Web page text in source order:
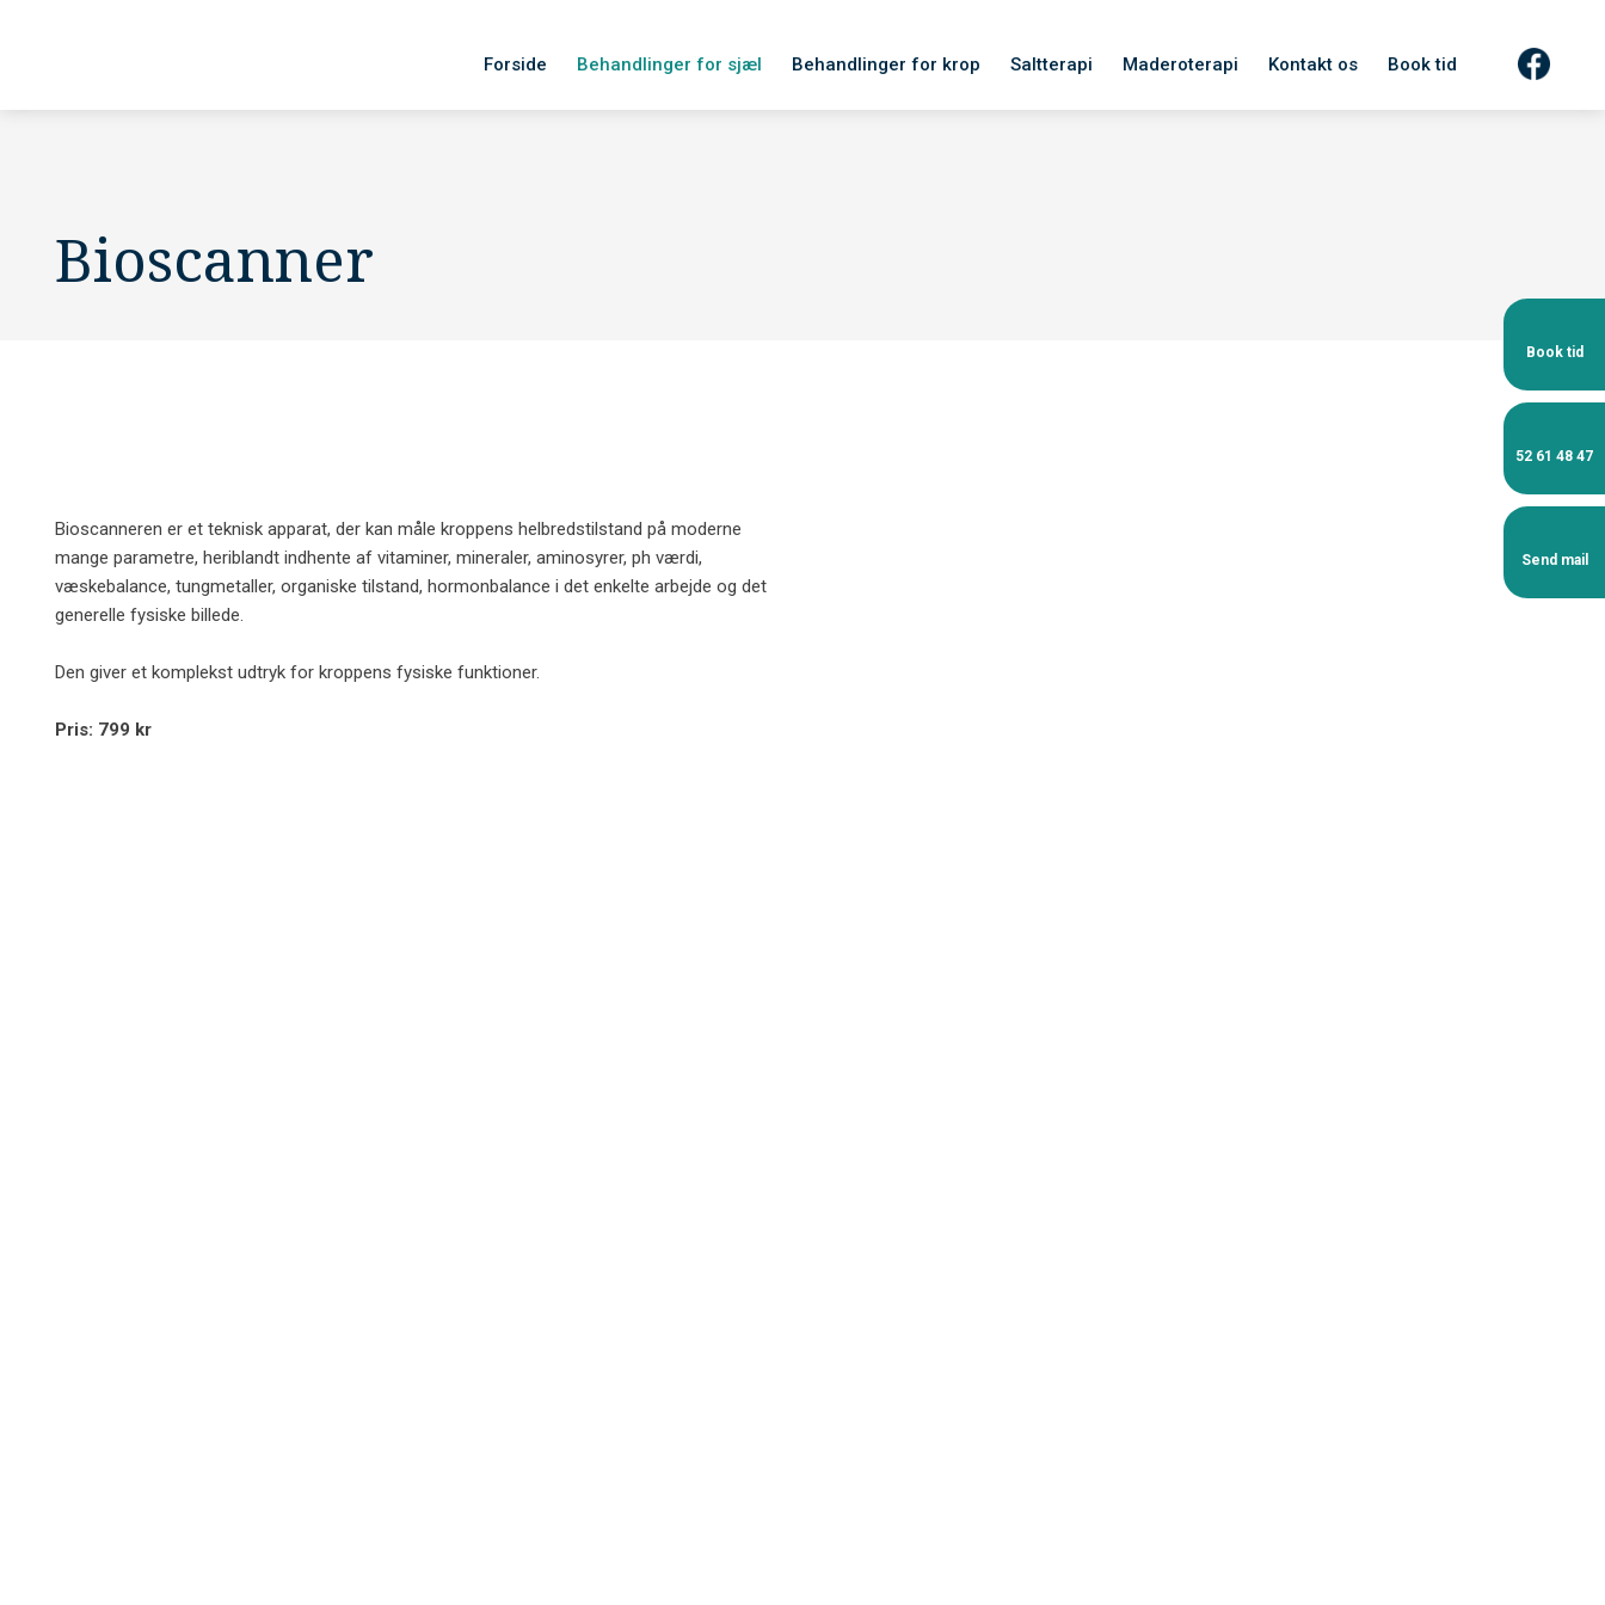
Book tid
52 61 48 47
Send mail
Forside Behandlinger for sjæl Behandlinger for krop Saltterapi Maderoterapi Kontakt os Book tid
​Bioscanner
​Bioscanneren er et teknisk apparat, der kan måle kroppens helbredstilstand på moderne
mange parametre, heriblandt indhente af vitaminer, mineraler, aminosyrer, ph værdi,
væskebalance, tungmetaller, organiske tilstand, hormonbalance i det enkelte arbejde og det
generelle fysiske billede.
Den giver et komplekst udtryk for kroppens fysiske funktioner.
Pris: 799 kr